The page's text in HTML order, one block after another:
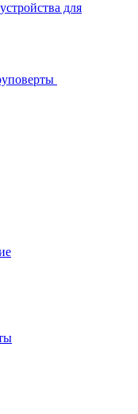
для